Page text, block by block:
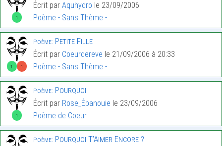
1
Écrit par Aquhydro le 23/09/2006
Poème - Sans Thème -
1 1
Poème: Petite Fille
Écrit par Coeurdereve le 21/09/2006 à 20:33
Poème - Sans Thème -
1
Poème: Pourquoi
Écrit par Rose_Épanouie le 23/09/2006
Poème de Coeur
Poème: Pourquoi T’Aimer Encore ?